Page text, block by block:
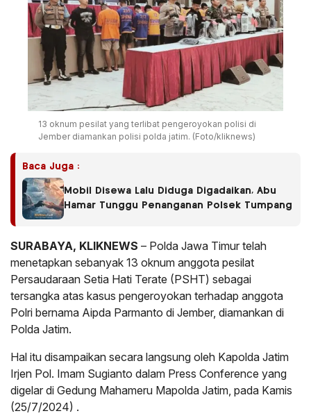
13 oknum pesilat yang terlibat pengeroyokan polisi di
Jember diamankan polisi polda jatim. (Foto/kliknews)
Baca Juga :
Mobil Disewa Lalu Diduga Digadaikan, Abu
Hamar Tunggu Penanganan Polsek Tumpang
SURABAYA, KLIKNEWS – Polda Jawa Timur telah
menetapkan sebanyak 13 oknum anggota pesilat
Persaudaraan Setia Hati Terate (PSHT) sebagai
tersangka atas kasus pengeroyokan terhadap anggota
Polri bernama Aipda Parmanto di Jember, diamankan di
Polda Jatim.
Hal itu disampaikan secara langsung oleh Kapolda Jatim
Irjen Pol. Imam Sugianto dalam Press Conference yang
digelar di Gedung Mahameru Mapolda Jatim, pada Kamis
(25/7/2024) .